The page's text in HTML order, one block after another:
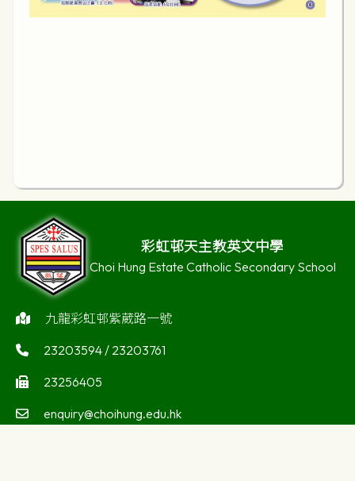
彩虹邨天主教英文中學
Choi Hung Estate Catholic Secondary School
九龍彩虹邨紫葳路一號
23203594 / 23203761
23256405
enquiry@choihung.edu.hk